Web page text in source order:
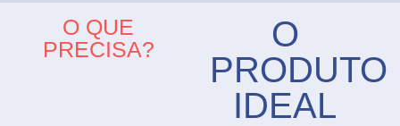
O QUE
PRECISA?
O
PRODUTO
IDEAL